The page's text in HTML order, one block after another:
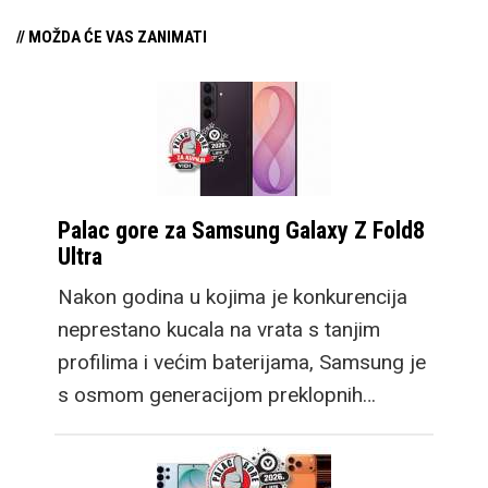
// MOŽDA ĆE VAS ZANIMATI
Palac gore za Samsung Galaxy Z Fold8
Ultra
Nakon godina u kojima je konkurencija
neprestano kucala na vrata s tanjim
profilima i većim baterijama, Samsung je
s osmom generacijom preklopnih…